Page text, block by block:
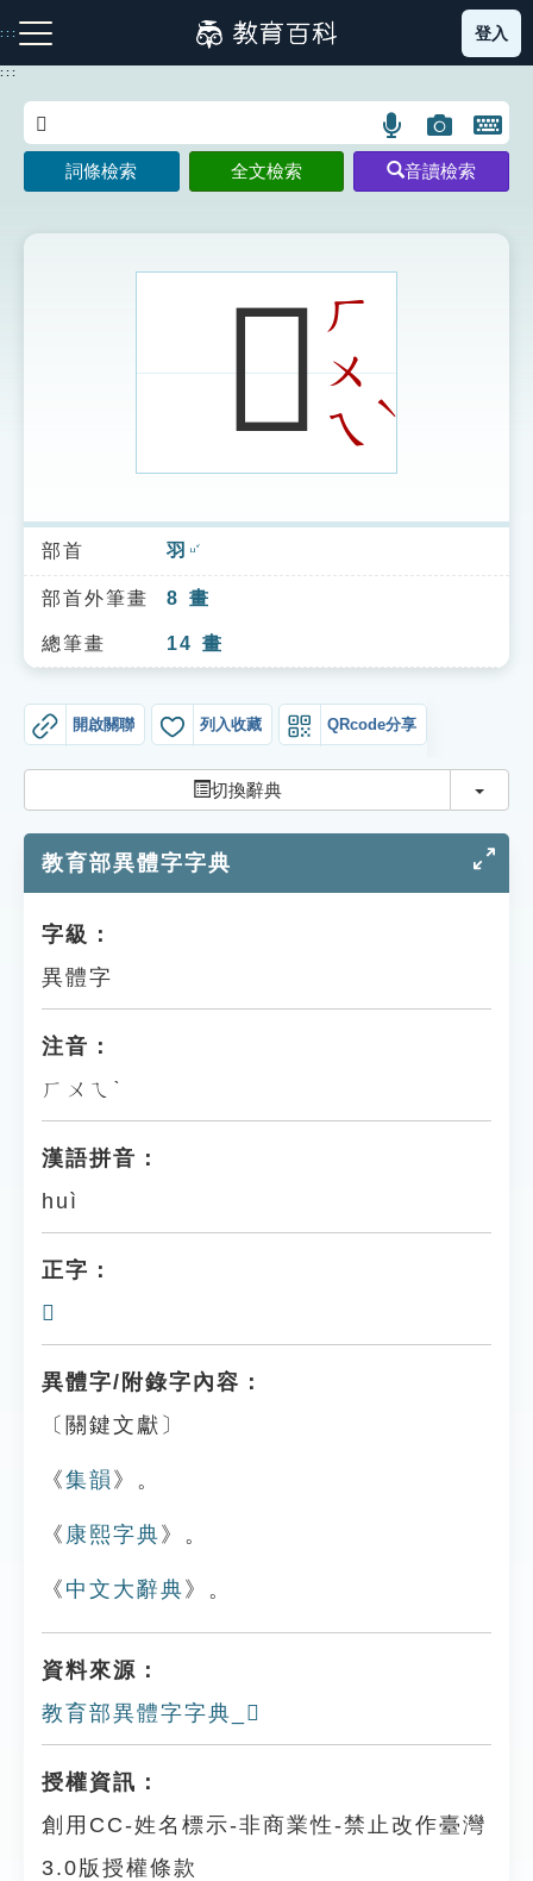
到
主
:::
注音索引圖示 筆畫索引圖示 部首索引表圖示
索引選單
知識索引
單字索引
貓頭鷹博士
登入
:::
語
言
搜
示
圖
片
搜
開
鍵
圖
詞條檢索 全文檢索 音讀檢索
𦑐ㄏ
ㄨ
ㄟ
ˋ
部首 羽 ㄩˇ
部首外筆畫 8 畫
總筆畫 14 畫
開啟關聯 列入收藏 QRcode分享
切換辭典 切換
教育部異體字字典
字級：
異體字
注音：
ㄏㄨㄟˋ
漢語拼音：
huì
正字：
𦒎
異體字/附錄字內容：
〔關鍵文獻〕
《集韻 》。
《 康熙字典 》。
《 中文大辭典 》。
資料來源：
教育部異體字字典_𦑐
授權資訊：
創用CC-姓名標示-非商業性-禁止改作臺灣
3.0版授權條款